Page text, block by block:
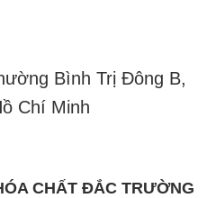
Bình Trị Đông B,
Chí Minh
CHẤT ĐẮC TRƯỜNG